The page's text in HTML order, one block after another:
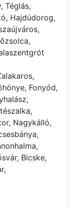
Téglás,
Hajdúdorog,
Fonyód,
Nagykálló,
Bicske,